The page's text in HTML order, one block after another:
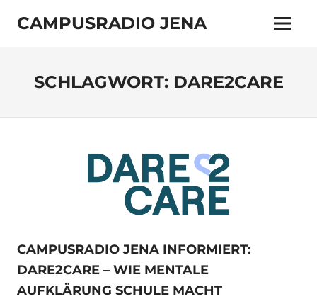
Inhalt
springen
CAMPUSRADIO JENA
103.4
Menü
SCHLAGWORT: DARE2CARE
CAMPUSRADIO JENA INFORMIERT:
DARE2CARE – WIE MENTALE
AUFKLÄRUNG SCHULE MACHT